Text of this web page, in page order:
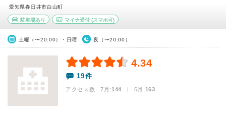
愛知県春日井市白山町
駐車場あり マイナ受付(スマホ可)
土曜（〜20:00）・日曜 夜（〜20:00）
4.34
19件
アクセス数 7月:144 | 6月:163